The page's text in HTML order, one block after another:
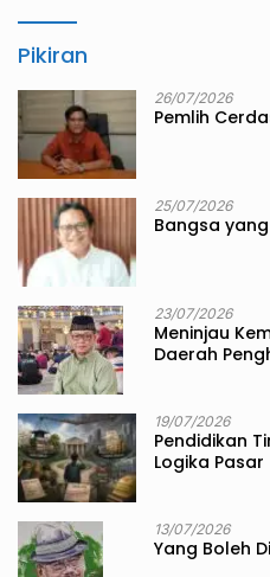
Pikiran
26/07/2026
Pemlih
25/07/2026
Bangsa
23/07/2026
Meninjau
Daerah
19/07/2026
Pendidikan
Logika Pasar
13/07/2026
Yang Boleh